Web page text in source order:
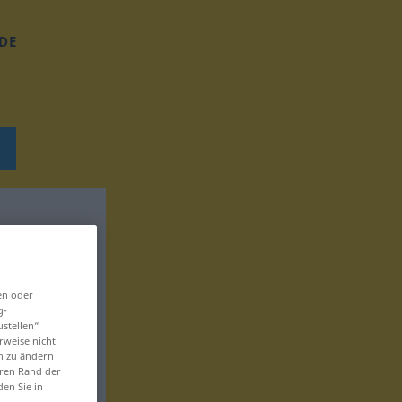
DE
oder
nicht
zu ändern
Rand der
Sie in